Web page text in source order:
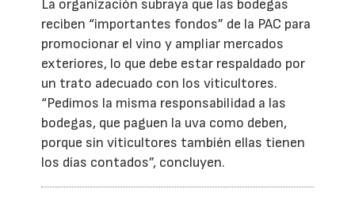
La organización subraya que las bodegas
reciben “importantes fondos” de la PAC para
promocionar el vino y ampliar mercados
exteriores, lo que debe estar respaldado por
un trato adecuado con los viticultores.
“Pedimos la misma responsabilidad a las
bodegas, que paguen la uva como deben,
porque sin viticultores también ellas tienen
los días contados”, concluyen.